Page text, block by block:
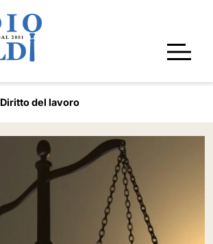
Diritto del lavoro